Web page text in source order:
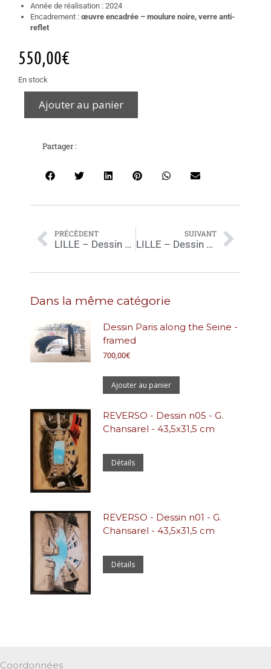
Année de réalisation : 2024
Encadrement : œuvre encadrée – moulure noire, verre anti-
reflet
550,00€
En stock
Ajouter au panier
Partager :
PRÉCÉDENT
LILLE – Dessin n38 – G. Chansarel – 43,5×31,5 cm
SUIVANT
LILLE – Dessin n41 – G. Chansarel – 31,5×43,5 cm
Dans la même catégorie
Dessin Paris along the Seine -
framed
700,00€
Ajouter au panier
REVERSO - Dessin n05 - G.
Chansarel - 43,5x31,5 cm
Détails
REVERSO - Dessin n01 - G.
Chansarel - 43,5x31,5 cm
Détails
Coordonnées